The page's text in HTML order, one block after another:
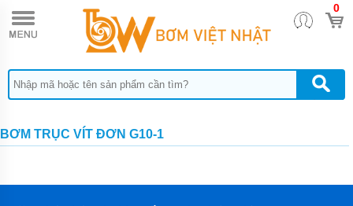
0
TRANG
CHỦ
BƠM
HÓA
CHẤT
ĐỊNH
LƯỢNG
BƠM TRỤC VÍT ĐƠN G10-1